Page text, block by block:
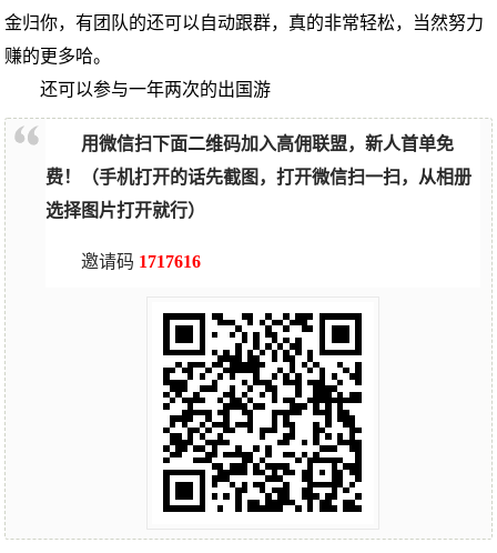
金归你，有团队的还可以自动跟群，真的非常轻松，当然努力
赚的更多哈。
还可以参与一年两次的出国游
用微信扫下面二维码加入高佣联盟，新人首单免
费！（手机打开的话先截图，打开微信扫一扫，从相册
选择图片打开就行）
邀请码 1717616